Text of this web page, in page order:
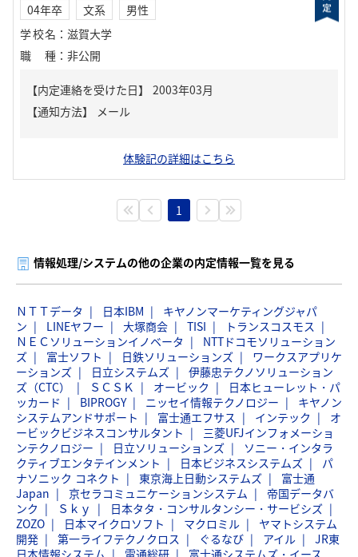
04年卒 文系
男性
学校名 ： 滋賀大学
職種 ： 非公開
【内定連絡を受けた日】
2003年03月
【通知方法】
メール
体験記の詳細はこちら
1
情報処理/システムの他の企業の内定情報一覧を見る
ＮＴＴデータ 日本IBM
キヤノンマーケティングジャパ
ン
LINEヤフー 大塚商会 TISI
トランスコスモス
ＮＥＣソリューションイノベータ
NTTドコモソリューション
ズ
富士ソフト 日鉄ソリューションズ
ワークスアプリケ
ーションズ
日立システムズ
伊藤忠テクノソリューション
ズ（CTC）
ＳＣＳＫ オービック
日本ヒューレット・パ
ッカード
BIPROGY ニッセイ情報テクノロジー
キヤノン
システムアンドサポート
富士通エフサス インテック
オ
ービックビジネスコンサルタント
三菱UFJインフォメーショ
ンテクノロジー
日立ソリューションズ
ソニー・インタラ
クティブエンタテインメント
日本ビジネスシステムズ
パ
ナソニック コネクト
東京海上日動システムズ
富士通
Japan
京セラコミュニケーションシステム
帝国データバ
ンク
Ｓｋｙ
日本タタ・コンサルタンシー・サービシズ
ZOZO
日本マイクロソフト マクロミル
ヤマトシステム
開発
第一ライフテクノクロス ぐるなび アイル
JR東
日本情報システム
電通総研 富士通システムズ・イース